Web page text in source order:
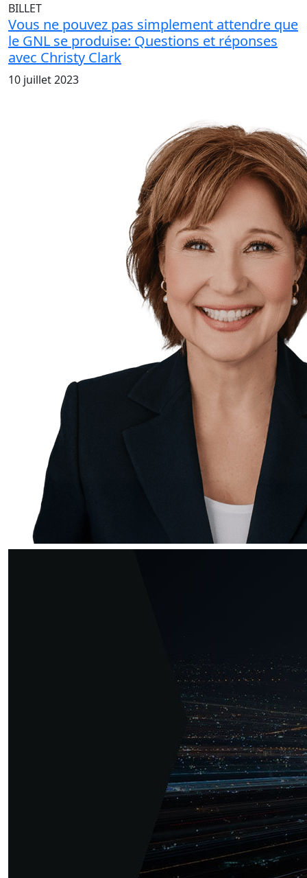
BILLET
Vous ne pouvez pas simplement attendre que
le GNL se produise: Questions et réponses
avec Christy Clark
10 juillet 2023